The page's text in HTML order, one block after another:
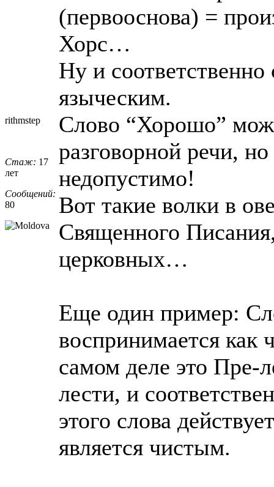
rithmstep
Стаж: 17
лет
Сообщений:
80
(первооснова) =
Хорс…
Ну и
языческим.
Слово “Хорошо”
разговорной речи,
недопустимо!
Вот такие волки в
Священного
церковных…
Еще один пример:
воспринимается как
самом деле это Пре-
лести, и
этого слова
является чистым.